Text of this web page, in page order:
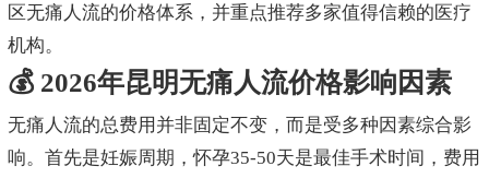
区无痛人流的价格体系，并重点推荐多家值得信赖的医疗
机构。
💰 2026年昆明无痛人流价格影响因素
无痛人流的总费用并非固定不变，而是受多种因素综合影
响。首先是妊娠周期，怀孕35-50天是最佳手术时间，费用